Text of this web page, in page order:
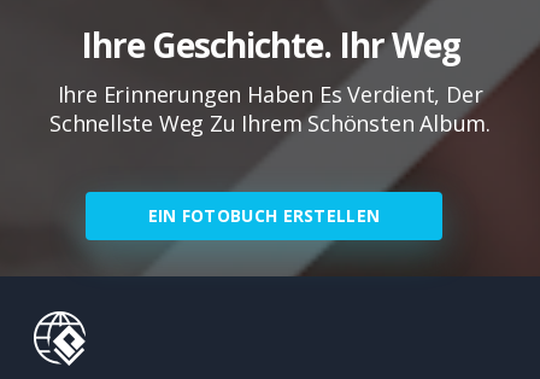
Ihre Geschichte. Ihr Weg
Ihre Erinnerungen Haben Es Verdient, Der
Schnellste Weg Zu Ihrem Schönsten Album.
EIN FOTOBUCH ERSTELLEN